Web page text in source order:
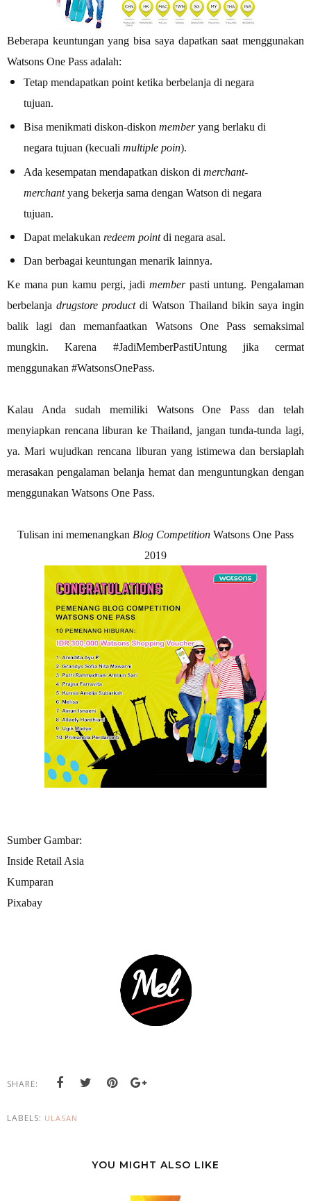
Beberapa keuntungan yang bisa saya dapatkan saat menggunakan
Watsons One Pass adalah:
Tetap mendapatkan point ketika berbelanja di negara
tujuan.
Bisa menikmati diskon-diskon memberyang berlaku di
negara tujuan (kecuali multiple poin).
Ada kesempatan mendapatkan diskon di merchant-
merchantyang bekerja sama dengan Watson di negara
tujuan.
Dapat melakukan redeem pointdi negara asal.
Dan berbagai keuntungan menarik lainnya.
Ke mana pun kamu pergi, jadi member pasti untung. Pengalaman
berbelanja drugstore product di Watson Thailand bikin saya ingin
balik lagi dan memanfaatkan Watsons One Pass semaksimal
mungkin. Karena #JadiMemberPastiUntung jika cermat
menggunakan #WatsonsOnePass.
Kalau Anda sudah memiliki Watsons One Pass dan telah
menyiapkan rencana liburan ke Thailand, jangan tunda-tunda lagi,
ya. Mari wujudkan rencana liburan yang istimewa dan bersiaplah
merasakan pengalaman belanja hemat dan menguntungkan dengan
menggunakan Watsons One Pass.
Tulisan ini memenangkan Blog Competition Watsons One Pass
2019
Sumber Gambar:
Inside Retail Asia
Kumparan
Pixabay
SHARE:
LABELS: ULASAN
YOU MIGHT ALSO LIKE